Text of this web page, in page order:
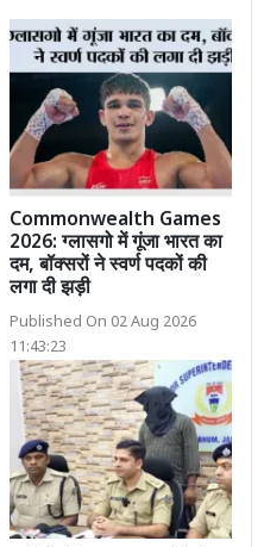
Commonwealth Games
2026: ग्लासगो में गूंजा भारत का
दम, बॉक्सरों ने स्वर्ण पदकों की
लगा दी झड़ी
Published On 02 Aug 2026
11:43:23